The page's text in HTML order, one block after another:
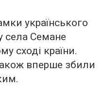
українського
села Семане
сході країни.
вперше збили